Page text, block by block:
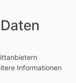
Informationen